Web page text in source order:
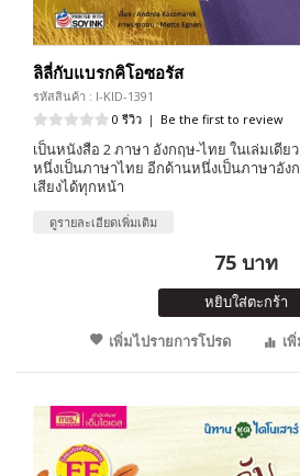
ลิลี่กับแบรกคิโอซอรัส
รหัสสินค้า : I-KID-1391
0 รีวิว | Be the first to review
เป็นหนังสือ 2 ภาษา อังกฤษ-ไทย ในเล่มเดีย
หนึ่งเป็นภาษาไทย อีกด้านหนึ่งเป็นภาษาอัง
เสียงได้ทุกหน้า
ดูรายละเอียดเพิ่มเติม
75 บาท
หยิบใส่ตะกร้า
เพิ่มไปรายการโปรด
เ